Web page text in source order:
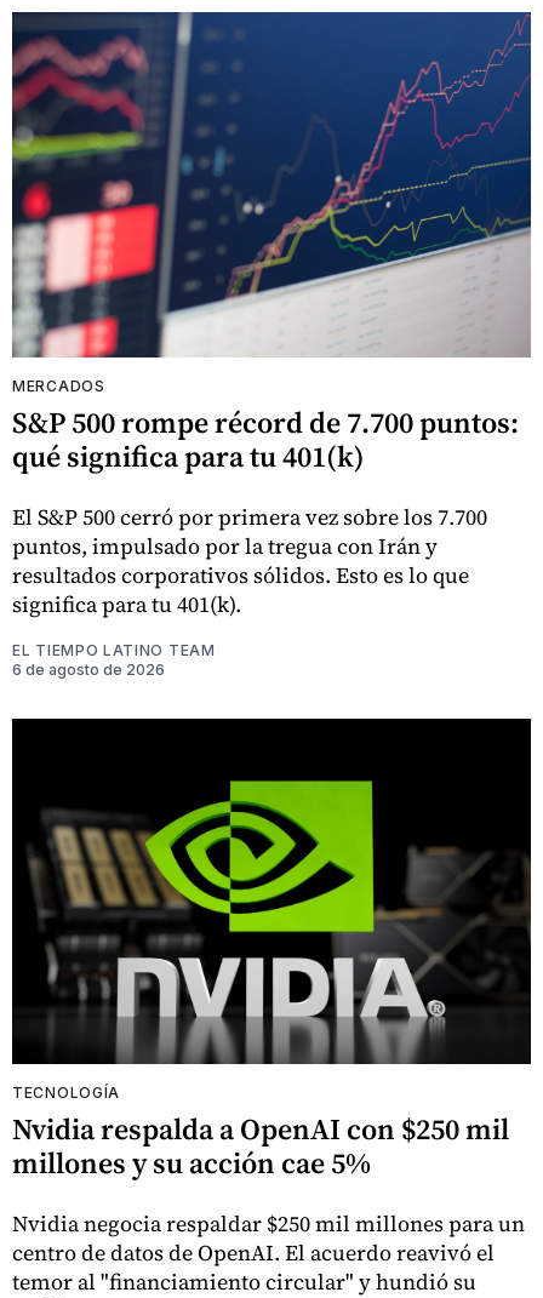
MERCADOS
S&P 500 rompe récord de 7.700 puntos:
qué significa para tu 401(k)
El S&P 500 cerró por primera vez sobre los 7.700
puntos, impulsado por la tregua con Irán y
resultados corporativos sólidos. Esto es lo que
significa para tu 401(k).
EL TIEMPO LATINO TEAM
6 de agosto de 2026
TECNOLOGÍA
Nvidia respalda a OpenAI con $250 mil
millones y su acción cae 5%
Nvidia negocia respaldar $250 mil millones para un
centro de datos de OpenAI. El acuerdo reavivó el
temor al "financiamiento circular" y hundió su